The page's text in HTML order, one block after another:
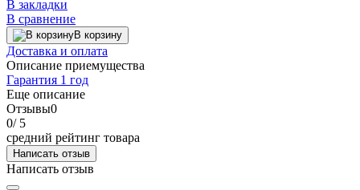
В закладки
В сравнение
В корзину
Доставка и оплата
Описание приемущества
Гарантия 1 год
Еще описание
Отзывы0
0/ 5
средний рейтинг товара
Написать отзыв
Написать отзыв